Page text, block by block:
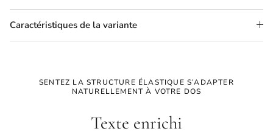
Caractéristiques de la variante
SENTEZ LA STRUCTURE ÉLASTIQUE S’ADAPTER
NATURELLEMENT À VOTRE DOS
Texte enrichi